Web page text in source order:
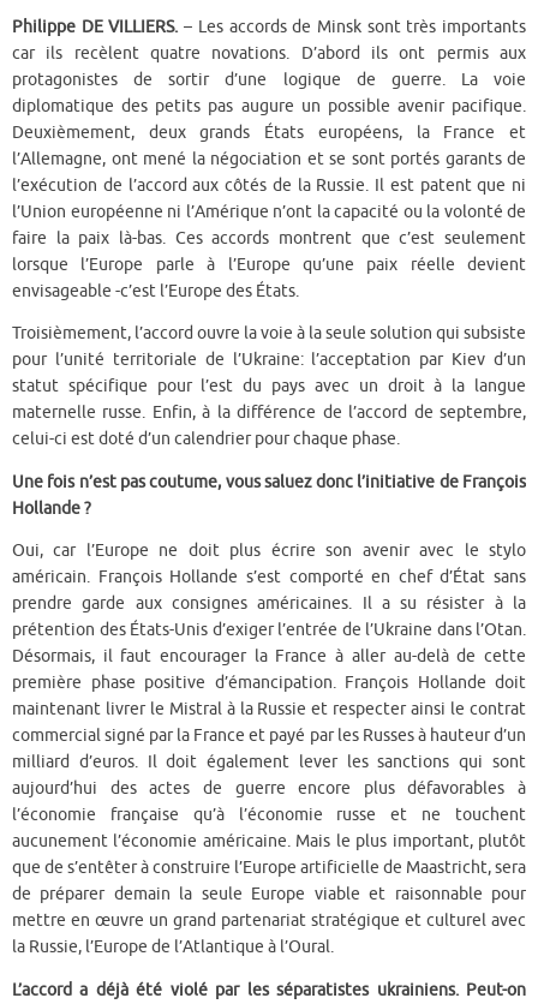
Philippe DE VILLIERS. – Les accords de Minsk sont très importants
car ils recèlent quatre novations. D’abord ils ont permis aux
protagonistes de sortir d’une logique de guerre. La voie
diplomatique des petits pas augure un possible avenir pacifique.
Deuxièmement, deux grands États européens, la France et
l’Allemagne, ont mené la négociation et se sont portés garants de
l’exécution de l’accord aux côtés de la Russie. Il est patent que ni
l’Union européenne ni l’Amérique n’ont la capacité ou la volonté de
faire la paix là-bas. Ces accords montrent que c’est seulement
lorsque l’Europe parle à l’Europe qu’une paix réelle devient
envisageable -c’est l’Europe des États.
Troisièmement, l’accord ouvre la voie à la seule solution qui subsiste
pour l’unité territoriale de l’Ukraine: l’acceptation par Kiev d’un
statut spécifique pour l’est du pays avec un droit à la langue
maternelle russe. Enfin, à la différence de l’accord de septembre,
celui-ci est doté d’un calendrier pour chaque phase.
Une fois n’est pas coutume, vous saluez donc l’initiative de François
Hollande ?
Oui, car l’Europe ne doit plus écrire son avenir avec le stylo
américain. François Hollande s’est comporté en chef d’État sans
prendre garde aux consignes américaines. Il a su résister à la
prétention des États-Unis d’exiger l’entrée de l’Ukraine dans l’Otan.
Désormais, il faut encourager la France à aller au-delà de cette
première phase positive d’émancipation. François Hollande doit
maintenant livrer le Mistral à la Russie et respecter ainsi le contrat
commercial signé par la France et payé par les Russes à hauteur d’un
milliard d’euros. Il doit également lever les sanctions qui sont
aujourd’hui des actes de guerre encore plus défavorables à
l’économie française qu’à l’économie russe et ne touchent
aucunement l’économie américaine. Mais le plus important, plutôt
que de s’entêter à construire l’Europe artificielle de Maastricht, sera
de préparer demain la seule Europe viable et raisonnable pour
mettre en œuvre un grand partenariat stratégique et culturel avec
la Russie, l’Europe de l’Atlantique à l’Oural.
L’accord a déjà été violé par les séparatistes ukrainiens. Peut-on